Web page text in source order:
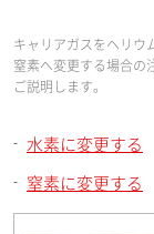
キャリアガスをヘリウ
窒素へ変更する場合の
ご説明します。
水素に変更する
窒素に変更する